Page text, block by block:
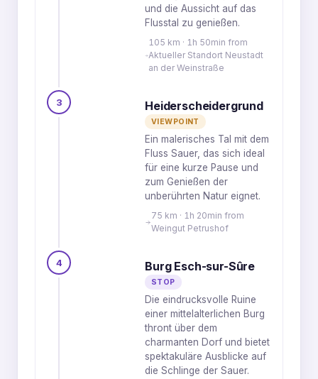
und die Aussicht auf das
Flusstal zu genießen.
105 km · 1h 50min from
Aktueller Standort Neustadt
an der Weinstraße
3 Heiderscheidergrund
VIEWPOINT
Ein malerisches Tal mit dem
Fluss Sauer, das sich ideal
für eine kurze Pause und
zum Genießen der
unberührten Natur eignet.
75 km · 1h 20min from
Weingut Petrushof
4 Burg Esch-sur-Sûre
STOP
Die eindrucksvolle Ruine
einer mittelalterlichen Burg
thront über dem
charmanten Dorf und bietet
spektakuläre Ausblicke auf
die Schlinge der Sauer.